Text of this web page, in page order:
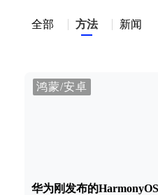
全部 方法 新闻
鸿蒙/安卓
华为刚发布的